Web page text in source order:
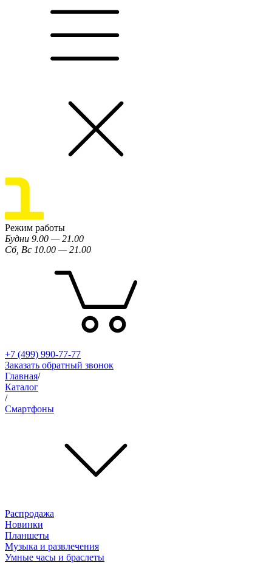
Режим работы
Будни 9.00 — 21.00
Сб, Вс 10.00 — 21.00
+7 (499) 990-77-77
Заказать обратный звонок
Главная/
Каталог
/
Смартфоны
Распродажа
Новинки
Планшеты
Музыка и развлечения
Умные часы и браслеты